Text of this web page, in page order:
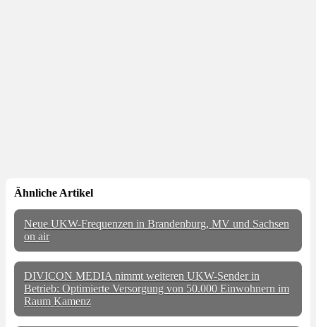
Ähnliche Artikel
Neue UKW-Frequenzen in Brandenburg, MV und Sachsen
on air
DIVICON MEDIA nimmt weiteren UKW-Sender in
Betrieb: Optimierte Versorgung von 50.000 Einwohnern im
Raum Kamenz